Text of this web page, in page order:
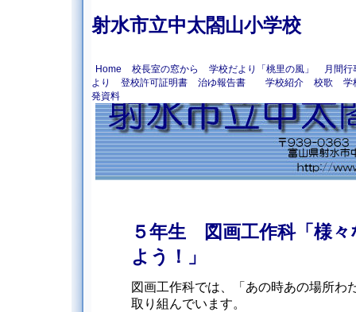
射水市立中太閤山小学校
Home 校長室の窓から 学校だより「桃里の風」
月間行
より
登校許可証明書 治ゆ報告書 学校紹介 校歌
学
発資料
５年生 図画工作科「様
よう！」
図画工作科では、「あの時あの場所わ
取り組んでいます。